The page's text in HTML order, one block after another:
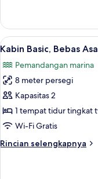
marina
Kamar
Quadruple
Basic,
Asap
Rokok,
pemandangan
marina
Lihat
semua
foto
untuk
Kabin
Basic,
Bebas
Rokok
3
Kabin Basic, Bebas
Pemandangan marina
8 meter persegi
Kapasitas 2
1 tempat tidur tingkat
Wi-Fi Gratis
Rincian selengkapnya
Rincian